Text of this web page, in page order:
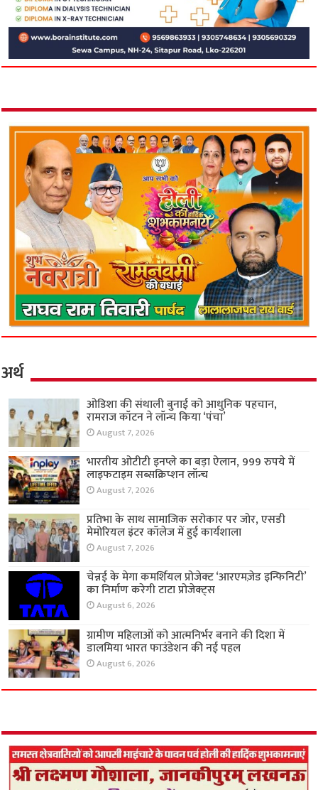
अर्थ
ओडिशा की संथाली बुनाई को आधुनिक पहचान,
रामराज कॉटन ने लॉन्च किया ‘पंचा’
August 7, 2026
भारतीय ओटीटी इनप्ले का बड़ा ऐलान, 999 रुपये में
लाइफटाइम सब्सक्रिप्शन लॉन्च
August 7, 2026
प्रतिभा के साथ सामाजिक सरोकार पर जोर, एसडी
मेमोरियल इंटर कॉलेज में हुई कार्यशाला
August 7, 2026
चेन्नई के मेगा कमर्शियल प्रोजेक्ट ‘आरएमज़ेड इन्फिनिटी’
का निर्माण करेगी टाटा प्रोजेक्ट्स
August 6, 2026
ग्रामीण महिलाओं को आत्मनिर्भर बनाने की दिशा में
डालमिया भारत फाउंडेशन की नई पहल
August 6, 2026